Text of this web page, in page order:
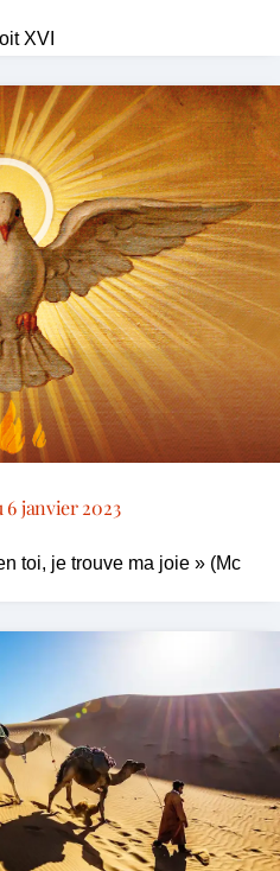
XVI
janvier 2023
toi, je trouve ma joie » (Mc